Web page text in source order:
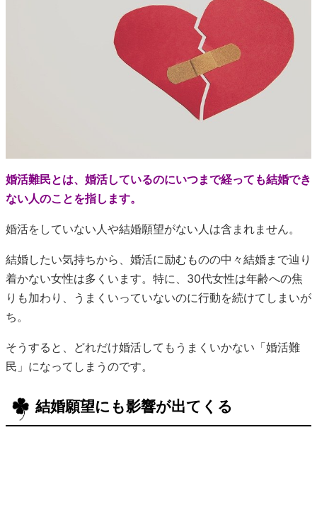
婚活難民とは、婚活しているのにいつまで経っても結婚でき
ない人のことを指します。
婚活をしていない人や結婚願望がない人は含まれません。
結婚したい気持ちから、婚活に励むものの中々結婚まで辿り
着かない女性は多くいます。特に、30代女性は年齢への焦
りも加わり、うまくいっていないのに行動を続けてしまいが
ち。
そうすると、どれだけ婚活してもうまくいかない「婚活難
民」になってしまうのです。
結婚願望にも影響が出てくる